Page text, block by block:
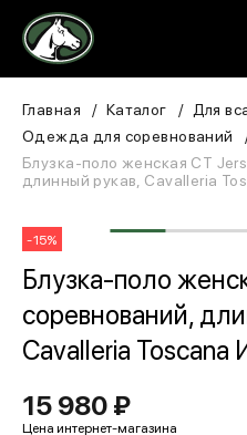
Москва
Для всадника
ЗООТОВАРЫ
Для собаки
Сувениры/Подарки
Главная Каталог Для
Одежда для соревнований
Блузка-поло женская CT
длинный рукав, Cavalleria
-15%
Блузка-поло
соревнований,
Cavalleria Toscana
15 980 ₽